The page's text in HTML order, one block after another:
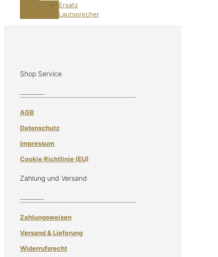
Ersatz
Lautsprecher
Shop Service
AGB
Datenschutz
Impressum
Cookie Richtlinie (EU)
Zahlung und Versand
Zahlungsweisen
Versand & Lieferung
Widerrufsrecht